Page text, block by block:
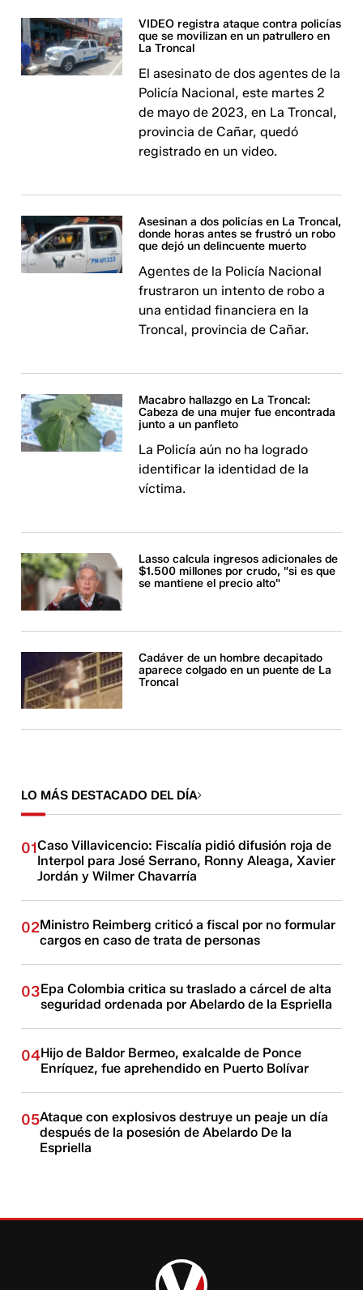
VIDEO registra ataque contra policías
que se movilizan en un patrullero en
La Troncal
El asesinato de dos agentes de la
Policía Nacional, este martes 2
de mayo de 2023, en La Troncal,
provincia de Cañar, quedó
registrado en un video.
Asesinan a dos policías en La Troncal,
donde horas antes se frustró un robo
que dejó un delincuente muerto
Agentes de la Policía Nacional
frustraron un intento de robo a
una entidad financiera en la
Troncal, provincia de Cañar.
Macabro hallazgo en La Troncal:
Cabeza de una mujer fue encontrada
junto a un panfleto
La Policía aún no ha logrado
identificar la identidad de la
víctima.
Lasso calcula ingresos adicionales de
$1.500 millones por crudo, "si es que
se mantiene el precio alto"
Cadáver de un hombre decapitado
aparece colgado en un puente de La
Troncal
LO MÁS DESTACADO DEL DÍA
01Caso Villavicencio: Fiscalía pidió difusión roja de
Interpol para José Serrano, Ronny Aleaga, Xavier
Jordán y Wilmer Chavarría
02Ministro Reimberg criticó a fiscal por no formular
cargos en caso de trata de personas
03Epa Colombia critica su traslado a cárcel de alta
seguridad ordenada por Abelardo de la Espriella
04Hijo de Baldor Bermeo, exalcalde de Ponce
Enríquez, fue aprehendido en Puerto Bolívar
05Ataque con explosivos destruye un peaje un día
después de la posesión de Abelardo De la
Espriella